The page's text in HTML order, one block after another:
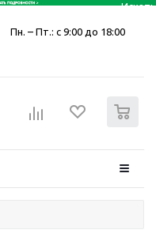
Пн. – Пт.: с 9:00 до 18:00